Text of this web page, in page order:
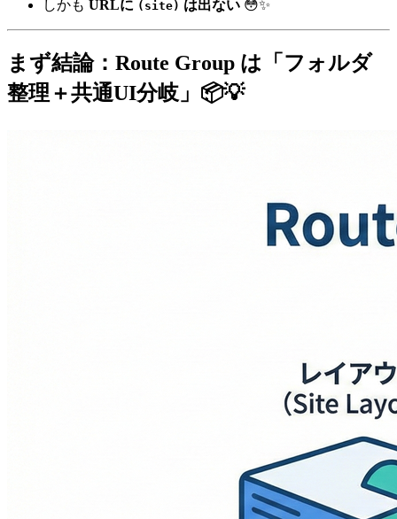
しかも URLに (site) は出ない 😳✨
まず結論：Route Group は「フォルダ
整理＋共通UI分岐」📦💡